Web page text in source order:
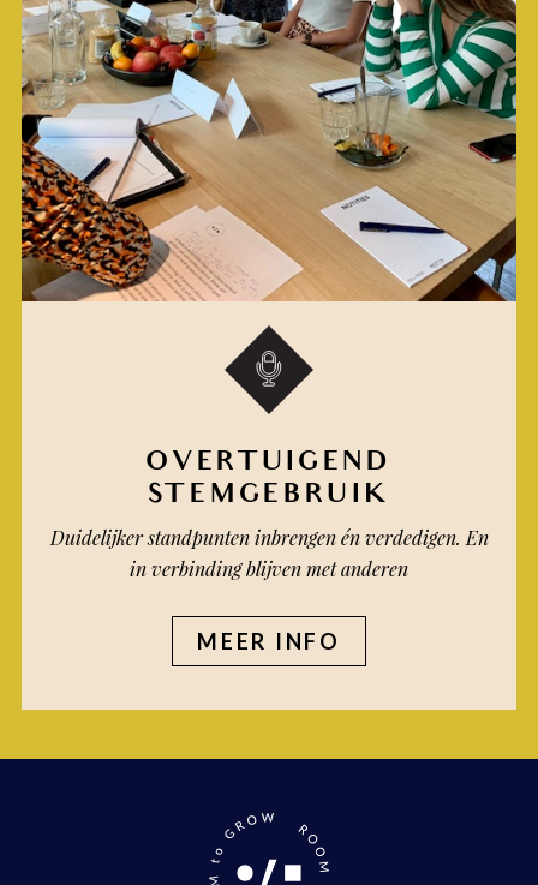
OVERTUIGEND
STEMGEBRUIK
Duidelijker standpunten inbrengen én verdedigen. En
in verbinding blijven met anderen
MEER INFO